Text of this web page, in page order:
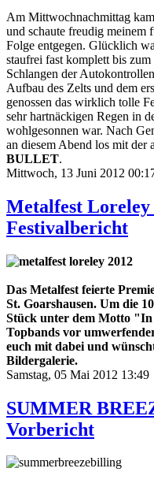
Am Mittwochnachmittag
und schaute freudig meinem
Folge entgegen. Glücklich
staufrei fast komplett bis
Schlangen der
Aufbau des Zelts und dem
genossen das wirklich tolle
sehr hartnäckigen Regen in
wohlgesonnen war. Nach
an diesem Abend los mit der
BULLET.
Mittwoch, 13 Juni 2012
Metalfest Loreley
Festivalbericht
Das Metalfest feierte
St. Goarshausen. Um die
Stück unter dem Motto
Topbands vor
euch mit dabei und
Bildergalerie.
Samstag, 05 Mai 2012 13:49
SUMMER
Vorbericht